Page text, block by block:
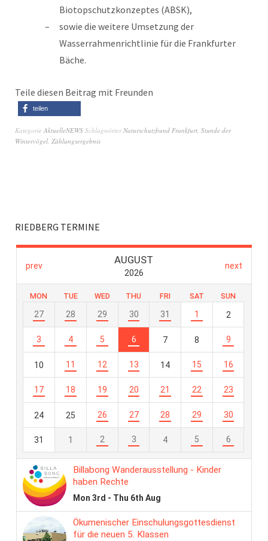
Biotopschutzkonzeptes (ABSK),
sowie die weitere Umsetzung der
Wasserrahmenrichtlinie für die Frankfurter
Bäche.
Teile diesen Beitrag mit Freunden
teilen
Kategorie AktuelleNEWS SchlagwörterNaturschutzbund Frankfurt, Stunde der
Wintervögel, Zählungsergebnis
RIEDBERG TERMINE